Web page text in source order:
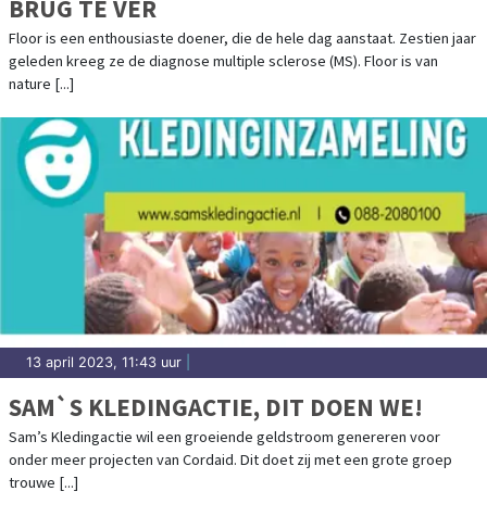
BRUG TE VER
Floor is een enthousiaste doener, die de hele dag aanstaat. Zestien jaar
geleden kreeg ze de diagnose multiple sclerose (MS). Floor is van
nature [...]
13 april 2023, 11:43 uur
SAM`S KLEDINGACTIE, DIT DOEN WE!
Sam’s Kledingactie wil een groeiende geldstroom genereren voor
onder meer projecten van Cordaid. Dit doet zij met een grote groep
trouwe [...]